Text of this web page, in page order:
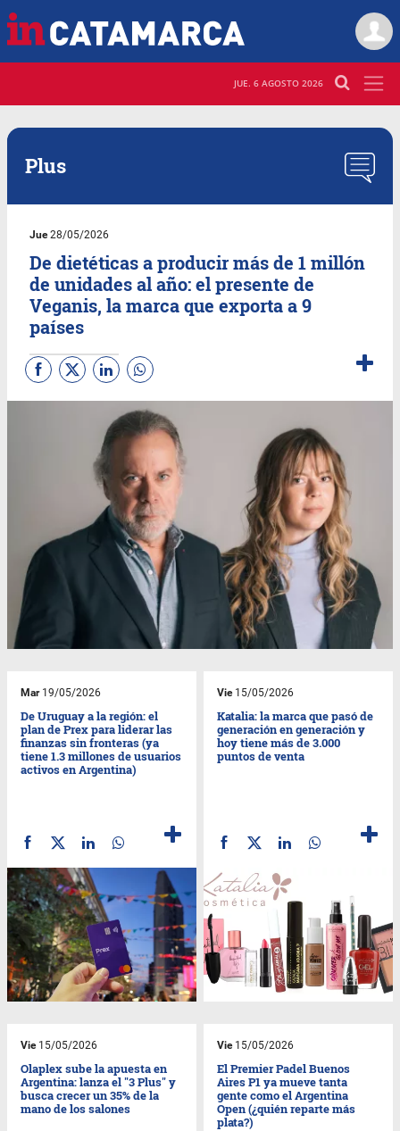
JUE. 6 AGOSTO 2026
Plus
Jue28/05/2026
De dietéticas a producir más de 1 millón
de unidades al año: el presente de
Veganis, la marca que exporta a 9
países
Mar19/05/2026
De Uruguay a la región: el
plan de Prex para liderar las
finanzas sin fronteras (ya
tiene 1.3 millones de usuarios
activos en Argentina)
Vie15/05/2026
Katalia: la marca que pasó de
generación en generación y
hoy tiene más de 3.000
puntos de venta
Vie15/05/2026
Olaplex sube la apuesta en
Argentina: lanza el "3 Plus" y
busca crecer un 35% de la
mano de los salones
Vie15/05/2026
El Premier Padel Buenos
Aires P1 ya mueve tanta
gente como el Argentina
Open (¿quién reparte más
plata?)